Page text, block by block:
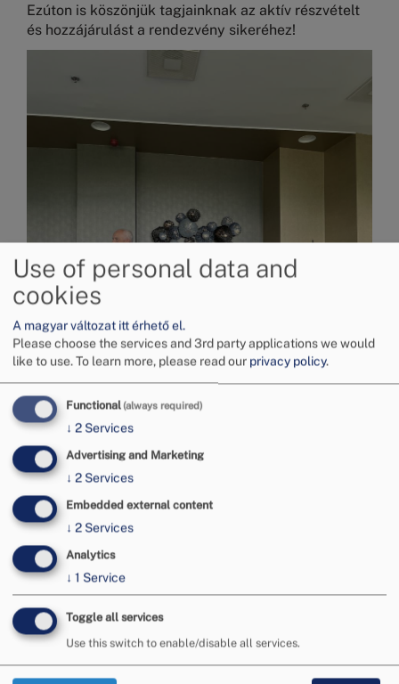
Ezúton is köszönjük tagjainknak az aktív részvételt
és hozzájárulást a rendezvény sikeréhez!
Image
Use of personal data and
cookies
A magyar változat itt érhető el.
Please choose the services and 3rd party applications we would
like to use.To learn more, please read our privacy policy.
Functional(always required)
↓ 2 Services
Advertising and Marketing
↓ 2 Services
Embedded external content
↓ 2 Services
Analytics
↓ 1 Service
Toggle all services
Use this switch to enable/disable all services.